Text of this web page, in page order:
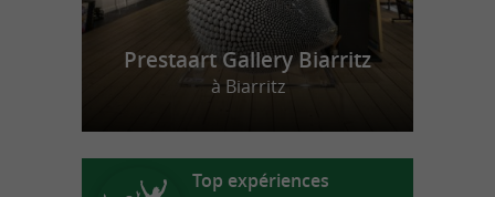
Prestaart Gallery Biarritz
à Biarritz
Top expériences